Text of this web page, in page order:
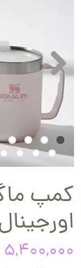
کمپ
۵,۴۰۰,۰۰۰ تومان